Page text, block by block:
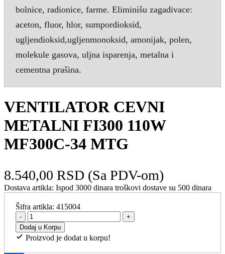
bolnice, radionice, farme. Eliminišu zagadivace:
aceton, fluor, hlor, sumpordioksid,
ugljendioksid,ugljenmonoksid, amonijak, polen,
molekule gasova, uljna isparenja, metalna i
cementna prašina.
VENTILATOR CEVNI
METALNI FI300 110W
MF300C-34 MTG
8.540,00 RSD (Sa PDV-om)
Dostava artikla: Ispod 3000 dinara troškovi dostave su 500 dinara
Šifra artikla:415004
-
+
Dodaj u Korpu
Proizvod je dodat u korpu!